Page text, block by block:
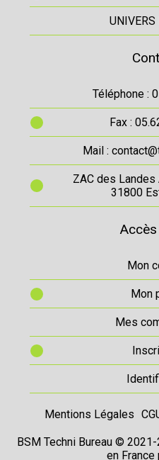
Téléphone :
Fax :
Mail :
ZAC des Landes
31800
Mon
Mon
Mes
Mentions Légales
BSM Techni Bureau ©
en France